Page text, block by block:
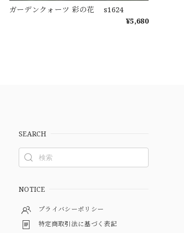
ガーデンクォーツ 彩の花 s1624
¥5,680
SEARCH
NOTICE
プライバシーポリシー
特定商取引法に基づく表記